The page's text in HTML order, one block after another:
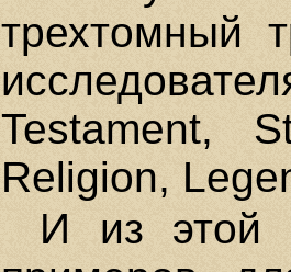
трехтомный
Testament,
Religion,
И из этой